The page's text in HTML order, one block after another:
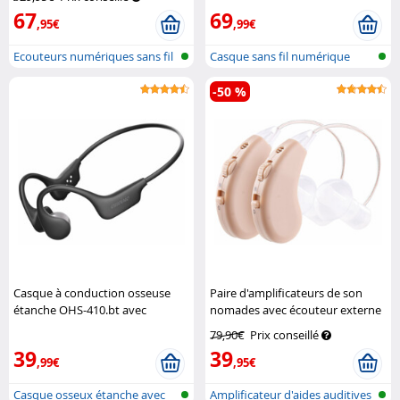
67,95€
Ecouteurs numériques sans fil
69,99€
Casque sans fil numérique
supra-aur...
Casque à conduction osseuse
étanche OHS-410.bt avec
39,99€
Casque osseux étanche avec
Paire d'amplificateurs de son
nomades avec écouteur externe
Medicals
79,90€ Prix conseillé
39,95€
-50 %
Amplificateur d'aides auditives